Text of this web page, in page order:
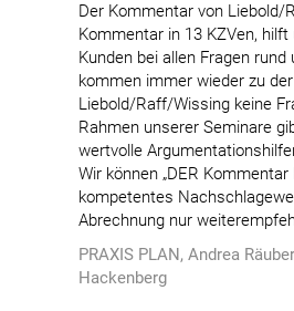
Der Kommentar von Liebold/
Kommentar in 13 KZVen,
Kunden bei allen Fragen
kommen immer wieder zu
Liebold/Raff/Wissing keine
Rahmen unserer Seminare
wertvolle
Wir können „DER Kommentar
kompetentes
Abrechnung nur
PRAXIS PLAN, Andrea
Hackenberg